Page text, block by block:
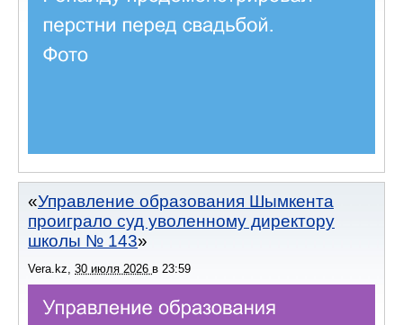
Управление образования Шымкента
проиграло суд уволенному директору
школы № 143
Vera.kz 30 июля 2026 в 23:59